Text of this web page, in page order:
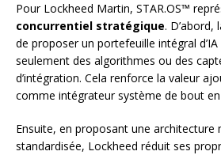
Pour Lockheed Martin, STAR.OS™
concurrentiel stratégique.
de proposer un portefeuille intégral
seulement des algorithmes ou des
d’intégration. Cela renforce la valeur
comme intégrateur système de bout
Ensuite, en proposant une architecture
standardisée, Lockheed réduit ses